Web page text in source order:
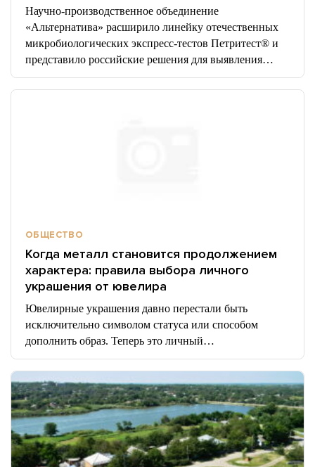
Научно-производственное объединение
«Альтернатива» расширило линейку отечественных
микробиологических экспресс-тестов Петритест® и
представило российские решения для выявления…
ОБЩЕСТВО
Когда металл становится продолжением
характера: правила выбора личного
украшения от ювелира
Ювелирные украшения давно перестали быть
исключительно символом статуса или способом
дополнить образ. Теперь это личный…